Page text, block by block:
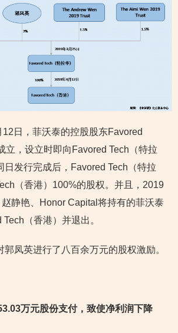
日，菲沃泰的控股股东Favored
立，设立时即向Favored Tech（特拉
日发行完成后，Favored Tech（特拉
（香港）100%的股权。并且，2019
静艳、Honor Capital将持有的菲沃泰
（香港）并退出。
凤英进行了八百余万元的股权激励。
万元股份支付，致使净利润下降